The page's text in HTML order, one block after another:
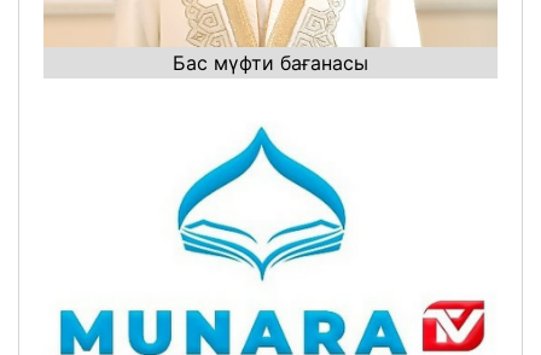
Бас мүфти бағанасы